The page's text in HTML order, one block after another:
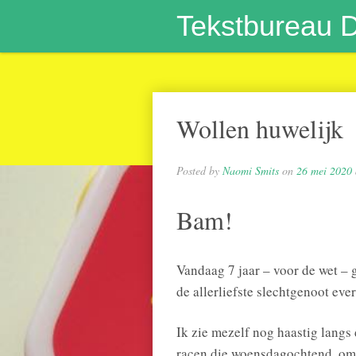
Tekstbureau
Wollen huwelijk
Posted by Naomi Smits on 26 mei 2020
Bam!
Vandaag 7 jaar – voor de wet –
de allerliefste slechtgenoot
Ik zie mezelf nog haastig langs